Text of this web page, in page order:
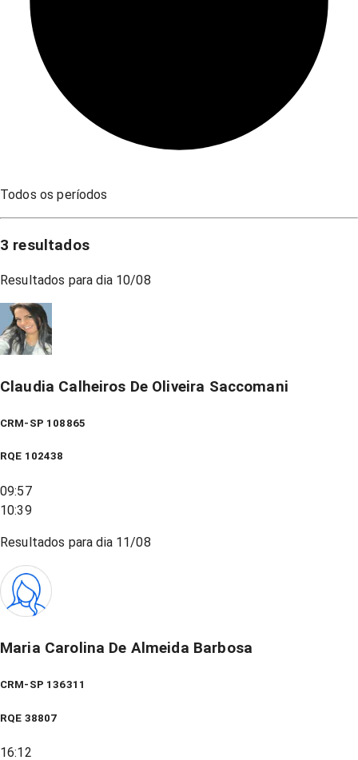
Todos os períodos
3 resultados
Resultados para dia 10/08
Claudia Calheiros De Oliveira Saccomani
CRM-SP 108865
RQE 102438
09:57
10:39
Resultados para dia 11/08
Maria Carolina De Almeida Barbosa
CRM-SP 136311
RQE 38807
16:12